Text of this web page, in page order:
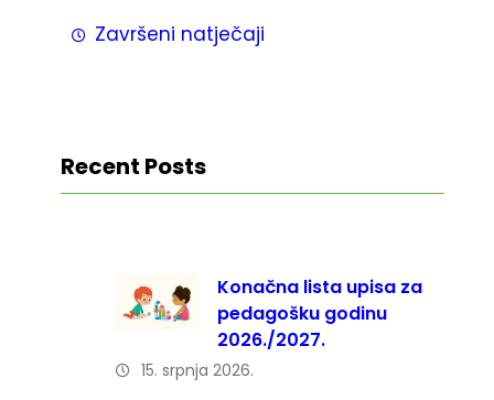
Završeni natječaji
Recent Posts
Konačna lista upisa za
pedagošku godinu
2026./2027.
15. srpnja 2026.